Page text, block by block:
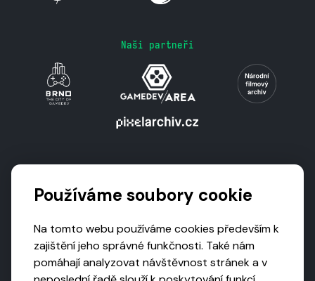
Naši partneři
Používáme soubory cookie
Na tomto webu používáme cookies především k
zajištění jeho správné funkčnosti. Také nám
pomáhají analyzovat návštěvnost stránek a v